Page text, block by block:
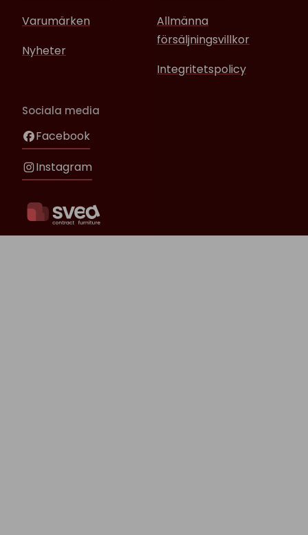
Varumärken
Nyheter
Allmänna
försäljningsvillkor
Integritetspolicy
Sociala media
Facebook
Instagram